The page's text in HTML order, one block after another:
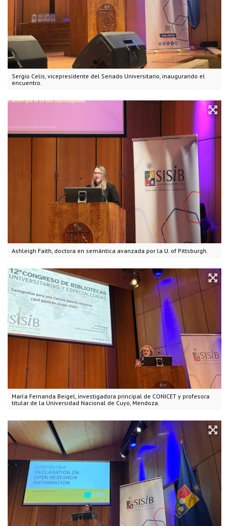
Sergio Celis, vicepresidente del Senado Universitario, inaugurando el
encuentro.
Ashleigh Faith, doctora en semántica avanzada por la U. of Pittsburgh.
María Fernanda Beigel, investigadora principal de CONICET y profesora
titular de la Universidad Nacional de Cuyo, Mendoza.